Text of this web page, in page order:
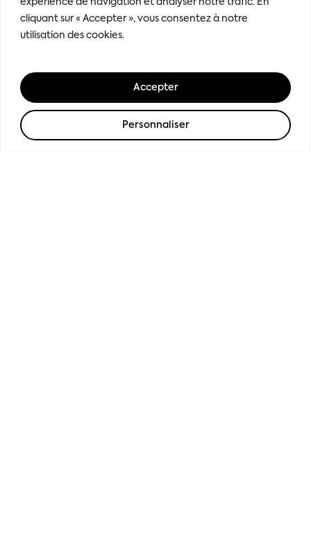
cliquant sur « Accepter », vous consentez à notre
utilisation des cookies.
Personnaliser
Accepter
dans leur mise en œuvre opérationnelle.